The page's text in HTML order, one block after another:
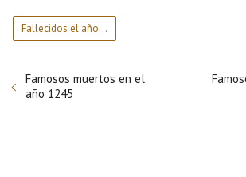
Fallecidos el año…
Famosos muertos en el
año 1245